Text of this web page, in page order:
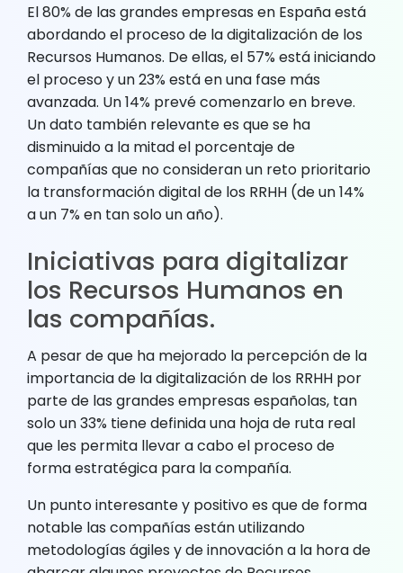
El 80% de las grandes empresas en España está
abordando el proceso de la digitalización de los
Recursos Humanos. De ellas, el 57% está iniciando
el proceso y un 23% está en una fase más
avanzada. Un 14% prevé comenzarlo en breve.
Un dato también relevante es que se ha
disminuido a la mitad el porcentaje de
compañías que no consideran un reto prioritario
la transformación digital de los RRHH (de un 14%
a un 7% en tan solo un año).
Iniciativas para digitalizar
los Recursos Humanos en
las compañías.
A pesar de que ha mejorado la percepción de la
importancia de la digitalización de los RRHH por
parte de las grandes empresas españolas, tan
solo un 33% tiene definida una hoja de ruta real
que les permita llevar a cabo el proceso de
forma estratégica para la compañía.
Un punto interesante y positivo es que de forma
notable las compañías están utilizando
metodologías ágiles y de innovación a la hora de